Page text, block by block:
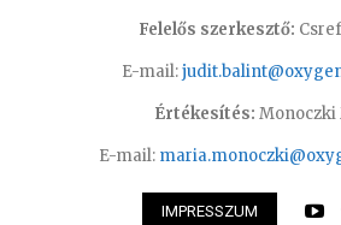
Felelős szerkesztő:
E-mail:
Értékesítés: Monoczki
E-mail:
IMPRESSZUM